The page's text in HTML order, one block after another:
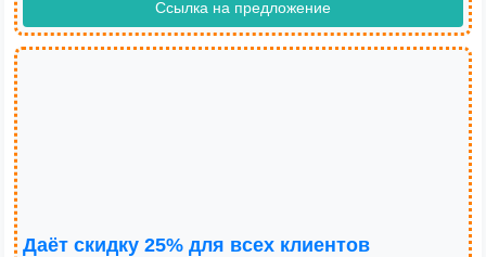
Ссылка на предложение
Даёт скидку 25% для всех клиентов